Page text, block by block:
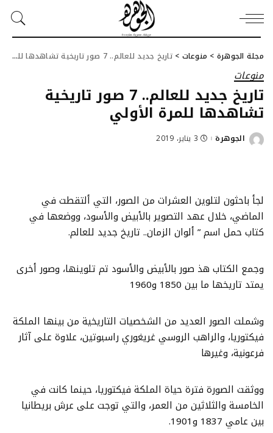
مجلة الجوهرة > منوعات >تاريخ جديد للعالم.. 7 صور تاريخية تشاهدها للمرة الأولي
منوعات
تاريخ جديد للعالم.. 7 صور تاريخية
تشاهدها للمرة الأولي
Posted
الجوهرة 3 يناير، 2019
لجأ باحثون لتلوين العشرات من الصور، التي ألتقطت في
الماضي، خلال عهد التصوير بالأبيض والأسود، ووضعها في
كتاب حمل اسم ” ألوان الزمان.. تاريخ جديد للعالم.
وجمع الكتاب هذ صور بالأبيض والأسود تم تلوينها، وصور أخرى
يمتد تاريخها ما بين 1850 و1960
وشملت الصور العديد من الشخصيات التاريخية من بينها الملكة
فيكتوريا، والراهب الروسي غريغوري راسبوتين، علاوة على آثار
فرعونية، وغيرها
ووثقت الصورة فترة حياة الملكة فيكتوريا، حينما كانت في
الخامسة والثلاثين من العمر، والتي توجت على عرش بريطانيا
بين عامي 1837 و1901.